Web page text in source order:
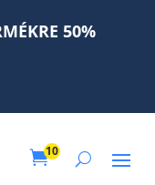
50%
10